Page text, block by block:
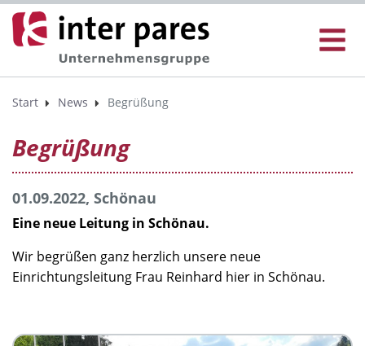
Start News Begrüßung
Begrüßung
01.09.2022, Schönau
Eine neue Leitung in Schönau.
Wir begrüßen ganz herzlich unsere neue
Einrichtungsleitung Frau Reinhard hier in Schönau.